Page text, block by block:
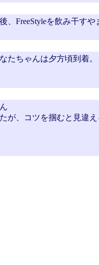
、FreeStyleを飲み干すや
たちゃんは夕方頃到着
が、コツを掴むと見違